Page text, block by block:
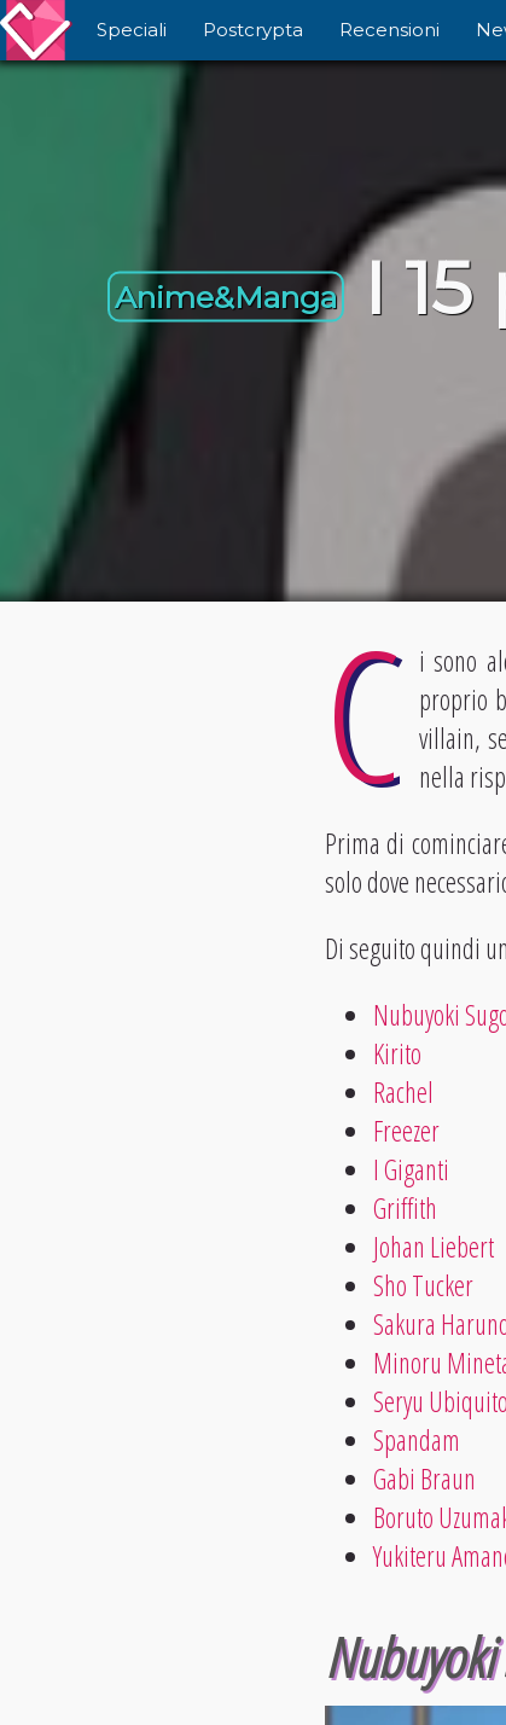
Speciali Postcrypta Recensioni
Anime&Manga
I
C i sono
proprio
villain,
nella
Prima di
solo dove
Di seguito quindi
Nubuyoki
Kirito
Rachel
Freezer
I Giganti
Griffith
Johan Liebert
Sho Tucker
Sakura
Minoru
Seryu
Spandam
Gabi Braun
Boruto
Yukiteru